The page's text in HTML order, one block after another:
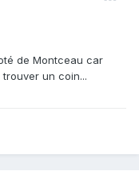
de Montceau car
un coin...